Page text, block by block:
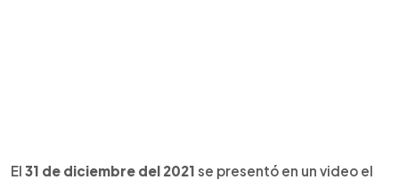
El 31 de diciembre del 2021 se presentó en un video el